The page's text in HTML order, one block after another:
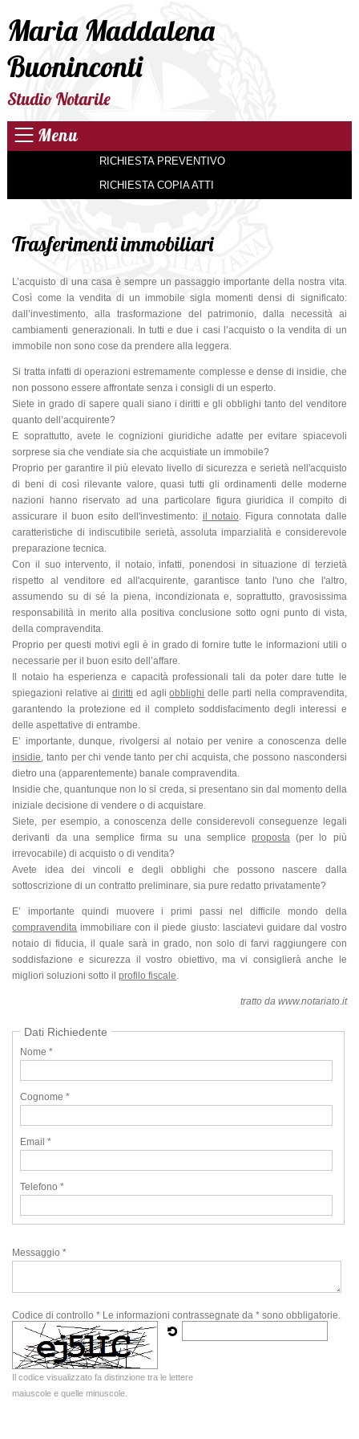
Maria Maddalena
Buoninconti
Studio Notarile
Menu
RICHIESTA PREVENTIVO
RICHIESTA COPIA ATTI
Trasferimenti immobiliari
L’acquisto di una casa è sempre un passaggio importante della nostra vita.
Così come la vendita di un immobile sigla momenti densi di significato:
dall’investimento, alla trasformazione del patrimonio, dalla necessità ai
cambiamenti generazionali. In tutti e due i casi l’acquisto o la vendita di un
immobile non sono cose da prendere alla leggera.
Si tratta infatti di operazioni estremamente complesse e dense di insidie, che
non possono essere affrontate senza i consigli di un esperto.
Siete in grado di sapere quali siano i diritti e gli obblighi tanto del venditore
quanto dell’acquirente?
E soprattutto, avete le cognizioni giuridiche adatte per evitare spiacevoli
sorprese sia che vendiate sia che acquistiate un immobile?
Proprio per garantire il più elevato livello di sicurezza e serietà nell'acquisto
di beni di così rilevante valore, quasi tutti gli ordinamenti delle moderne
nazioni hanno riservato ad una particolare figura giuridica il compito di
assicurare il buon esito dell'investimento: il notaio. Figura connotata dalle
caratteristiche di indiscutibile serietà, assoluta imparzialità e considerevole
preparazione tecnica.
Con il suo intervento, il notaio, infatti, ponendosi in situazione di terzietà
rispetto al venditore ed all'acquirente, garantisce tanto l'uno che l'altro,
assumendo su di sé la piena, incondizionata e, soprattutto, gravosissima
responsabilità in merito alla positiva conclusione sotto ogni punto di vista,
della compravendita.
Proprio per questi motivi egli è in grado di fornire tutte le informazioni utili o
necessarie per il buon esito dell’affare.
Il notaio ha esperienza e capacità professionali tali da poter dare tutte le
spiegazioni relative ai diritti ed agliobblighi delle parti nella compravendita,
garantendo la protezione ed il completo soddisfacimento degli interessi e
delle aspettative di entrambe.
E’ importante, dunque, rivolgersi al notaio per venire a conoscenza delle
insidie, tanto per chi vende tanto per chi acquista, che possono nascondersi
dietro una (apparentemente) banale compravendita.
Insidie che, quantunque non lo si creda, si presentano sin dal momento della
iniziale decisione di vendere o di acquistare.
Siete, per esempio, a conoscenza delle considerevoli conseguenze legali
derivanti da una semplice firma su una sempliceproposta (per lo più
irrevocabile) di acquisto o di vendita?
Avete idea dei vincoli e degli obblighi che possono nascere dalla
sottoscrizione di un contratto preliminare, sia pure redatto privatamente?
E’ importante quindi muovere i primi passi nel difficile mondo della
compravendita immobiliare con il piede giusto: lasciatevi guidare dal vostro
notaio di fiducia, il quale sarà in grado, non solo di farvi raggiungere con
soddisfazione e sicurezza il vostro obiettivo, ma vi consiglierà anche le
migliori soluzioni sotto ilprofilo fiscale.
tratto da www.notariato.it
Dati Richiedente
Nome *
Cognome *
Email *
Telefono *
Messaggio *
Codice di controllo *
Il codice visualizzato fa distinzione tra le lettere
maiuscole e quelle minuscole.
Le informazioni contrassegnate da * sono obbligatorie.